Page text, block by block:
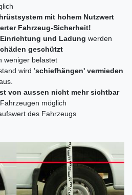
mit hohem Nutzwert
Fahrzeug-Sicherheit!
Einrichtung und Ladung werden
geschützt
weniger belastet
wird 'schiefhängen' vermieden
von aussen nicht mehr sichtbar
möglich
des Fahrzeugs